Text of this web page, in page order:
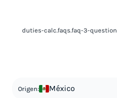
duties-calc.faqs.faq-3-question
Origen: México